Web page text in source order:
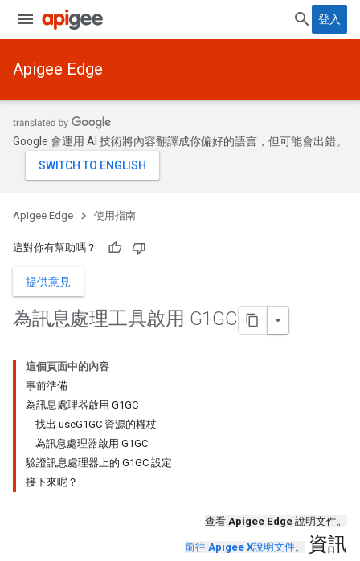
登入
Apigee Edge
Google 會運用 AI 技術將內容翻譯成你偏好的語言，但可能會出錯。
Apigee Edge 使用指南
這對你有幫助嗎？
提供意見
為訊息處理工具啟用 G1GC
這個頁面中的內容
事前準備
為訊息處理器啟用 G1GC
找出 useG1GC 資源的權杖
為訊息處理器啟用 G1GC
驗證訊息處理器上的 G1GC 設定
接下來呢？
查看 Apigee Edge 說明文件。
前往 Apigee X說明文件。 資訊